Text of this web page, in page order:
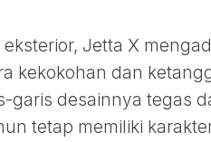
Jetta X
kekokohan dan
garis desainnya tegas
tetap memiliki